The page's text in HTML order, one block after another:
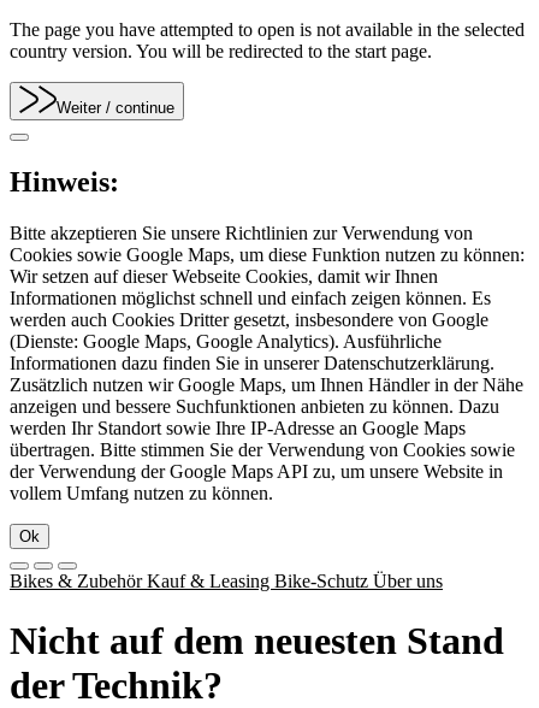
The page you have attempted to open is not available in the selected
country version. You will be redirected to the start page.
Weiter / continue
Hinweis:
Bitte akzeptieren Sie unsere Richtlinien zur Verwendung von
Cookies sowie Google Maps, um diese Funktion nutzen zu können:
Wir setzen auf dieser Webseite Cookies, damit wir Ihnen
Informationen möglichst schnell und einfach zeigen können. Es
werden auch Cookies Dritter gesetzt, insbesondere von Google
(Dienste: Google Maps, Google Analytics). Ausführliche
Informationen dazu finden Sie in unserer Datenschutzerklärung.
Zusätzlich nutzen wir Google Maps, um Ihnen Händler in der Nähe
anzeigen und bessere Suchfunktionen anbieten zu können. Dazu
werden Ihr Standort sowie Ihre IP-Adresse an Google Maps
übertragen. Bitte stimmen Sie der Verwendung von Cookies sowie
der Verwendung der Google Maps API zu, um unsere Website in
vollem Umfang nutzen zu können.
Ok
Bikes & ZubehörKauf & Leasing Bike-Schutz Über uns
Nicht auf dem neuesten Stand
der Technik?